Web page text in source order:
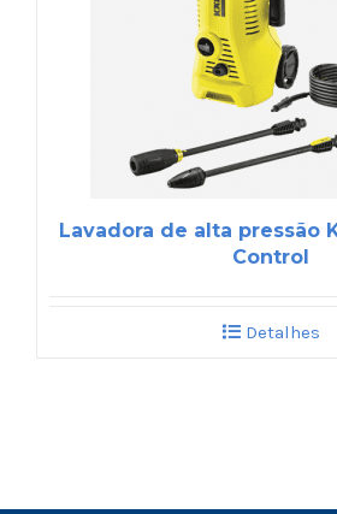
Lavadora de alta pressão
Control
Detalhes